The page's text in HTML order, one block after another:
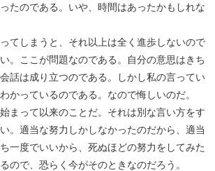
たのである。いや、時間はあったかもしれな
てしまうと、それ以上は全く進歩しないので
。ここが問題なのである。自分の意思はきち
話は成り立つのである。しかし私の言ってい
かっているのである。なので悔しいのだ。
まって以来のことだ。それは別な言い方をす
。適当な努力しかしなかったのだから、適当
一度でいいから、死ぬほどの努力をしてみた
ので、恐らく今がそのときなのだろう。